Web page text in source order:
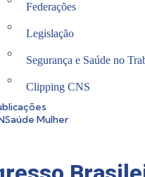
Federações
Legislação
Segurança e Saúde no
Clipping CNS
Mulher